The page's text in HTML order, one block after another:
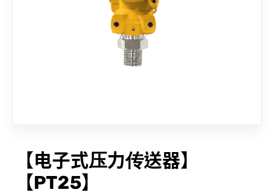
【电子式压力传送器】
【PT25】